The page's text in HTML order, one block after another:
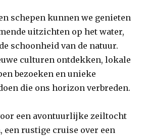
schepen kunnen we genieten
uitzichten op het water,
schoonheid van de natuur.
culturen ontdekken, lokale
bezoeken en unieke
die ons horizon verbreden.
een avontuurlijke zeiltocht
een rustige cruise over een